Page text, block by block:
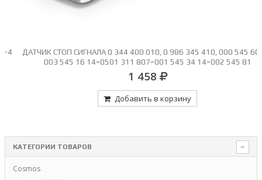
ДАТЧИК СТОП СИГНАЛА 0 344 400 010, 0 986 345 410, 000 545 60 09,
003 545 16 14=0501 311 807=001 545 34 14=002 545 81
14=01.42.054=4.60816
1 458
Добавить в корзину
КАТЕГОРИИ ТОВАРОВ
Cosmos